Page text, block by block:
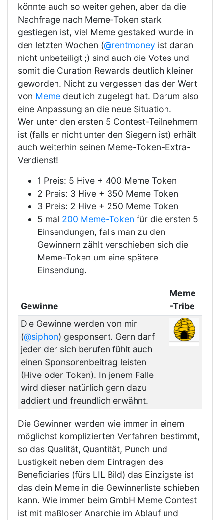
könnte auch so weiter gehen, aber da die
Nachfrage nach Meme-Token stark
gestiegen ist, viel Meme gestaked wurde in
den letzten Wochen (@rentmoney ist daran
nicht unbeteiligt ;) sind auch die Votes und
somit die Curation Rewards deutlich kleiner
geworden. Nicht zu vergessen das der Wert
von Meme deutlich zugelegt hat. Darum also
eine Anpassung an die neue Situation.
Wer unter den ersten 5 Contest-Teilnehmern
ist (falls er nicht unter den Siegern ist) erhält
auch weiterhin seinen Meme-Token-Extra-
Verdienst!
1 Preis: 5 Hive + 400 Meme Token
2 Preis: 3 Hive + 350 Meme Token
3 Preis: 2 Hive + 250 Meme Token
5 mal 200 Meme-Token für die ersten 5
Einsendungen, falls man zu den
Gewinnern zählt verschieben sich die
Meme-Token um eine spätere
Einsendung.
Gewinne
Meme
-Tribe
Die Gewinne werden von mir
(@siphon) gesponsert. Gern darf
jeder der sich berufen fühlt auch
einen Sponsorenbeitrag leisten
(Hive oder Token). In jenem Falle
wird dieser natürlich gern dazu
addiert und freundlich erwähnt.
Die Gewinner werden wie immer in einem
möglichst komplizierten Verfahren bestimmt,
so das Qualität, Quantität, Punch und
Lustigkeit neben dem Eintragen des
Beneficiaries (fürs LIL Bild) das Einzigste ist
das dein Meme in die Gewinnerliste schieben
kann. Wie immer beim GmbH Meme Contest
ist mit maßloser Anarchie im Ablauf und